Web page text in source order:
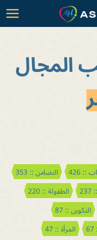
:: 426
التضامن :: 353
الطفولة :: 220
التكوين :: 87
المرأة :: 47